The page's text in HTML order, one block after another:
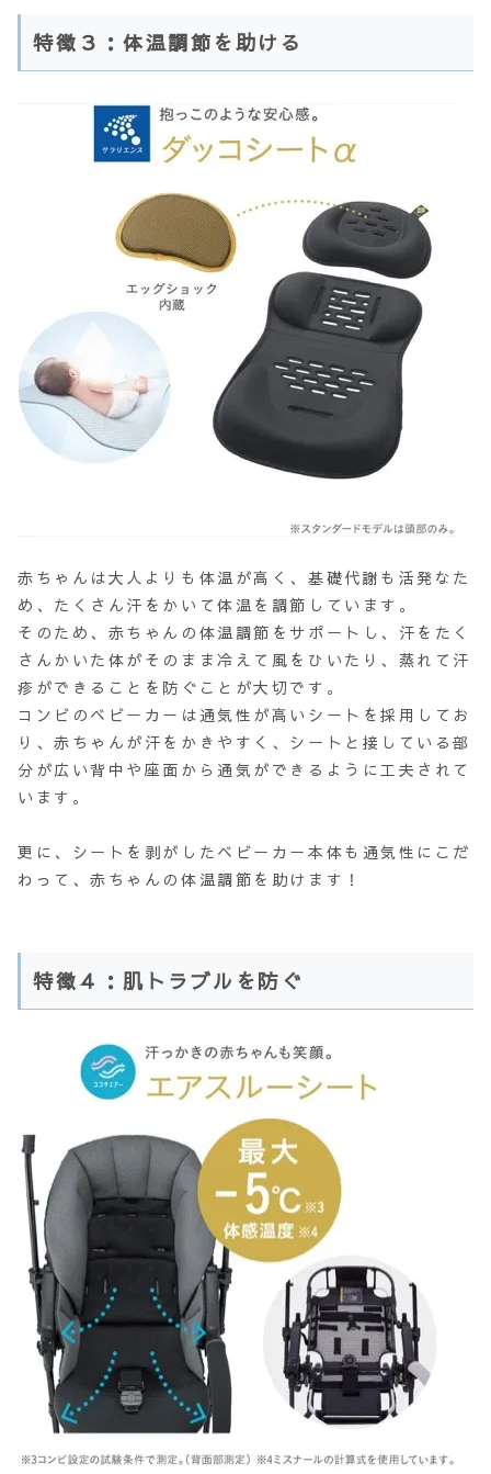
特徴３：体温調節を助ける
赤ちゃんは大人よりも体温が高く、基礎代謝も活発なた
め、たくさん汗をかいて体温を調節しています。
そのため、赤ちゃんの体温調節をサポートし、汗をたく
さんかいた体がそのまま冷えて風をひいたり、蒸れて汗
疹ができることを防ぐことが大切です。
コンビのベビーカーは通気性が高いシートを採用してお
り、赤ちゃんが汗をかきやすく、シートと接している部
分が広い背中や座面から通気ができるように工夫されて
います。
更に、シートを剥がしたベビーカー本体も通気性にこだ
わって、赤ちゃんの体温調節を助けます！
特徴４：肌トラブルを防ぐ